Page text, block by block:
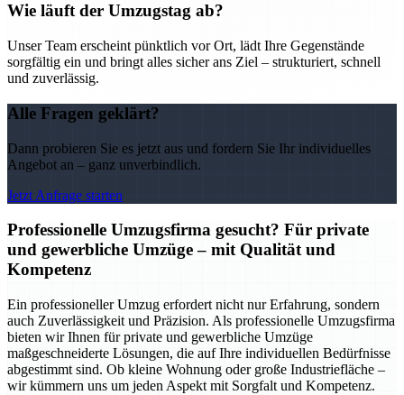
Wie läuft der Umzugstag ab?
Unser Team erscheint pünktlich vor Ort, lädt Ihre Gegenstände
sorgfältig ein und bringt alles sicher ans Ziel – strukturiert, schnell
und zuverlässig.
Alle Fragen geklärt?
Dann probieren Sie es jetzt aus und fordern Sie Ihr individuelles
Angebot an – ganz unverbindlich.
Jetzt Anfrage starten
Professionelle Umzugsfirma gesucht? Für private
und gewerbliche Umzüge – mit Qualität und
Kompetenz
Ein professioneller Umzug erfordert nicht nur Erfahrung, sondern
auch Zuverlässigkeit und Präzision. Als professionelle Umzugsfirma
bieten wir Ihnen für private und gewerbliche Umzüge
maßgeschneiderte Lösungen, die auf Ihre individuellen Bedürfnisse
abgestimmt sind. Ob kleine Wohnung oder große Industriefläche –
wir kümmern uns um jeden Aspekt mit Sorgfalt und Kompetenz.